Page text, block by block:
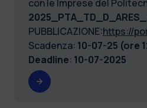
con le Imprese del
PUBBLICAZIONE:https://
Scadenza: 10-07-25 (ore
Deadline: 10-07-2025